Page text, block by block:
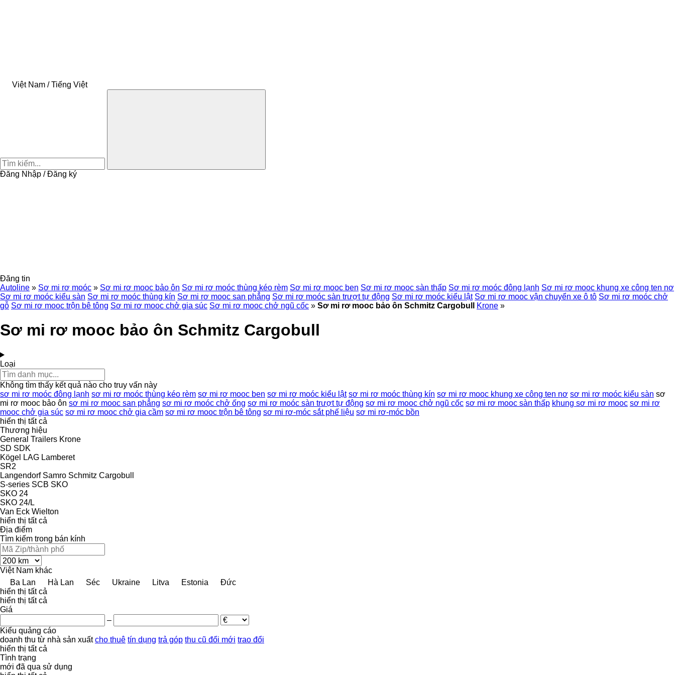
Việt Nam / Tiếng Việt
Đăng Nhập / Đăng ký
Đăng tin
Autoline » Sơ mi rơ moóc » Sơ mi rơ mooc bảo ôn Sơ mi rơ moóc thùng kéo rèm Sơ mi rơ mooc ben Sơ mi rơ mooc sàn thấp Sơ mi rơ moóc đông lạnh Sơ mi rơ mooc khung xe công ten nơ
Sơ mi rơ moóc kiểu sàn Sơ mi rơ moóc thùng kín Sơ mi rơ mooc san phẳng Sơ mi rơ moóc sàn trượt tự động Sơ mi rơ moóc kiểu lật Sơ mi rơ mooc vận chuyển xe ô tô Sơ mi rơ moóc chở
gỗ Sơ mi rơ mooc trộn bê tông Sơ mi rơ mooc chở gia súc Sơ mi rơ mooc chở ngũ cốc » Sơ mi rơ mooc bảo ôn Schmitz Cargobull Krone »
Sơ mi rơ mooc bảo ôn Schmitz Cargobull
Loại
Không tìm thấy kết quả nào cho truy vấn này
sơ mi rơ moóc đông lạnh sơ mi rơ moóc thùng kéo rèm sơ mi rơ mooc ben sơ mi rơ moóc kiểu lật sơ mi rơ moóc thùng kín sơ mi rơ mooc khung xe công ten nơ sơ mi rơ moóc kiểu sàn sơ
mi rơ mooc bảo ôn sơ mi rơ mooc san phẳng sơ mi rơ moóc chở ống sơ mi rơ moóc sàn trượt tự động sơ mi rơ mooc chở ngũ cốc sơ mi rơ mooc sàn thấp khung sơ mi rơ mooc sơ mi rơ
mooc chở gia súc sơ mi rơ mooc chở gia cầm sơ mi rơ mooc trộn bê tông sơ mi rơ-móc sắt phế liệu sơ mi rơ-móc bồn
hiển thị tất cả
Thương hiệu
General Trailers Krone
SD SDK
Kögel
LAG Lamberet
SR2
Langendorf Samro Schmitz Cargobull
S-series SCB SKO
SKO 24
SKO 24/L
Van Eck Wielton
hiển thị tất cả
Địa điểm
Tìm kiếm trong bán kính
Việt Nam khác
Ba Lan
Hà Lan Séc Ukraine Litva Estonia
Đức
hiển thị tất cả
hiển thị tất cả
Giá
–
Kiểu quảng cáo
doanh thu từ nhà sản xuất cho thuê tín dụng trả góp thu cũ đổi mới trao đổi
hiển thị tất cả
Tình trạng
mới đã qua sử dụng